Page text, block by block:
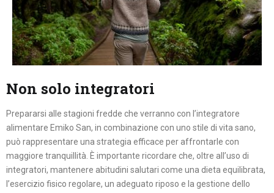
Non solo integratori
Prepararsi alle stagioni fredde che verranno con l’integratore
alimentare Emiko San, in combinazione con uno stile di vita sano,
può rappresentare una strategia efficace per affrontarle con
maggiore tranquillità. È importante ricordare che, oltre all’uso di
integratori, mantenere abitudini salutari come una dieta equilibrata,
l’esercizio fisico regolare, un adeguato riposo e la gestione dello